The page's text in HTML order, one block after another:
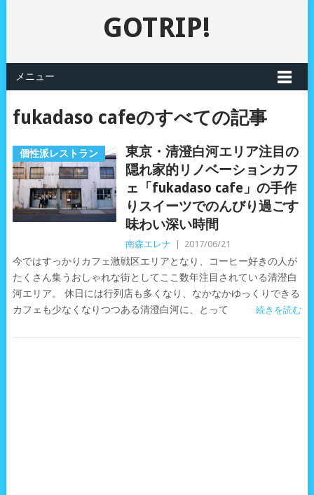
GOTRIP!
メニュー
fukadaso cafeのすべての記事
個性派レストラン
東京・清澄白河エリア注目の
隠れ家的リノベーションカフ
ェ「fukadaso cafe」の手作
りスイーツでのんびり過ごす
味わい深い時間
南森エレナ 2017/06/21
今ではすっかりカフェ激戦区エリアとなり、コーヒー好きの人が
たくさん集うおしゃれな街としてここ数年注目されている清澄白
河エリア。 休日には行列店も多くなり、なかなかゆっくりできる
カフェも少なくなりつつある清澄白河に、とって
続きを読む